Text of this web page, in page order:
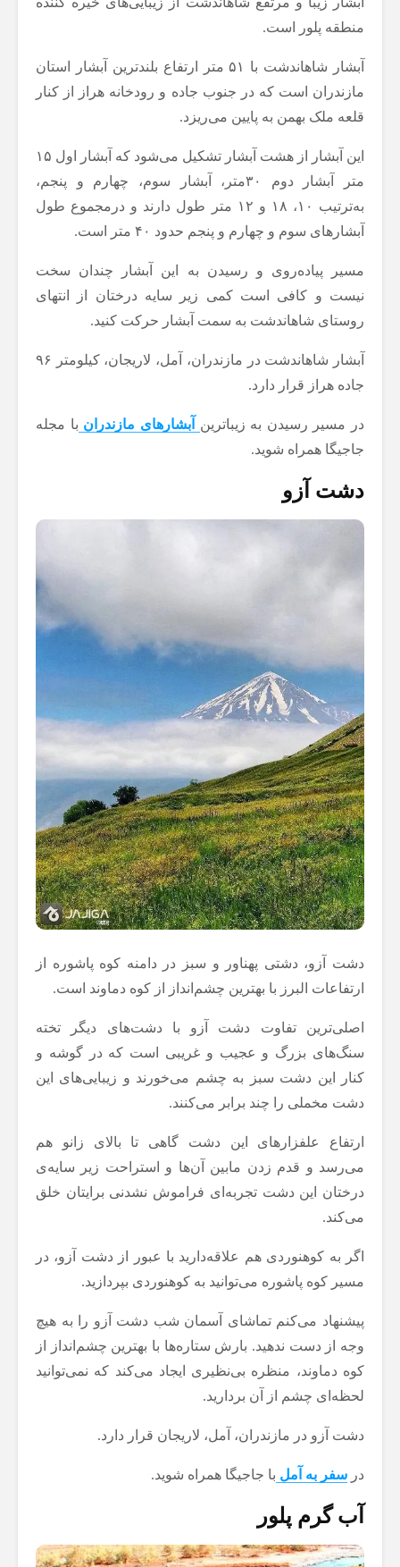
منطقه پلور است.
آبشار شاهاندشت با ۵۱ متر ارتفاع بلندترین آبشار استان
مازندران است که در جنوب جاده و رودخانه هراز از کنار
قلعه ملک بهمن به پایین می‌ریزد.
این آبشار از هشت آبشار تشکیل‌ می‌شود که آبشار اول ۱۵
متر آبشار دوم ۳۰متر، آبشار سوم، چهارم و پنجم،
به‌ترتیب ۱۰، ۱۸ و ۱۲ متر طول دارند و درمجموع طول
آبشار‌های سوم و چهارم و پنجم حدود ۴۰ متر است.
مسیر پیاده‌روی و رسیدن به این آبشار چندان سخت
نیست و کافی است کمی زیر سایه درختان از انتهای
روستای شاهاندشت به سمت آبشار حرکت کنید.
آبشار شاهاندشت در مازندران، آمل، لاریجان، کیلومتر ۹۶
جاده هراز قرار دارد.
در مسیر رسیدن به زیباترین آبشارهای مازندران با مجله
جاجیگا همراه شوید.
دشت آزو
دشت آزو، دشتی پهناور و سبز در دامنه کوه پاشوره از
ارتفاعات البرز با بهترین چشم‌انداز از کوه دماوند است.
اصلی‌ترین تفاوت دشت آزو با دشت‌های دیگر تخته
سنگ‌های بزرگ و عجیب و غریبی است که در گوشه و
کنار این دشت سبز به چشم می‌خورند و زیبایی‌های این
دشت مخملی را چند برابر می‌کنند.
ارتفاع علفزارهای این دشت گاهی تا بالای زانو هم
می‌رسد و قدم زدن مابین آن‌ها و استراحت زیر سایه‌ی
درختان این دشت تجربه‌ای فراموش نشدنی برایتان خلق
می‌کند.
اگر به کوهنوردی هم علاقه‌دارید با عبور از دشت آزو، در
مسیر کوه پاشوره می‌توانید به کوهنوردی بپردازید.
پیشنهاد می‌کنم تماشای آسمان شب دشت آزو را به هیچ
وجه از دست ندهید. بارش ستاره‌ها با بهترین چشم‌انداز از
کوه دماوند، منظره بی‌نظیری ایجاد می‌کند که نمی‌توانید
لحظه‌ای چشم از آن بردارید.
دشت آزو در مازندران، آمل، لاریجان قرار دارد.
در سفر به آمل با جاجیگا همراه شوید.
آب گرم پلور